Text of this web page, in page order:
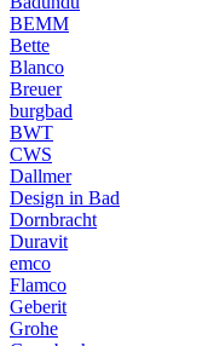
BEMM
Bette
Blanco
Breuer
burgbad
BWT
CWS
Dallmer
Design in Bad
Dornbracht
Duravit
emco
Flamco
Geberit
Grohe